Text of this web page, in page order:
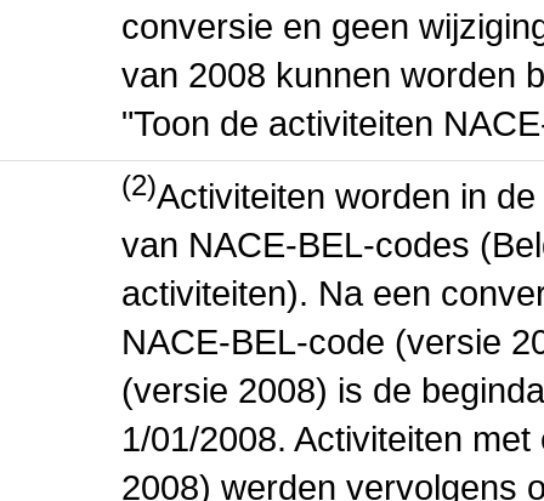
conversie en geen
van 2008 kunnen worden
"Toon de activiteiten
(2)Activiteiten worden in
van NACE-BEL-codes
activiteiten). Na een
NACE-BEL-code (versie
(versie 2008) is de
1/01/2008. Activiteiten
2008) werden vervolgens